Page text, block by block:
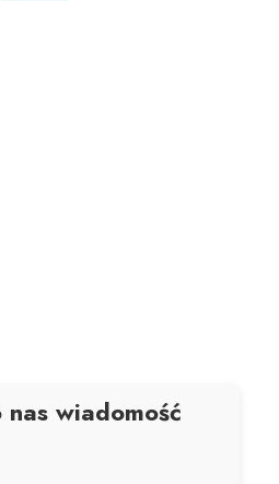
wiadomość